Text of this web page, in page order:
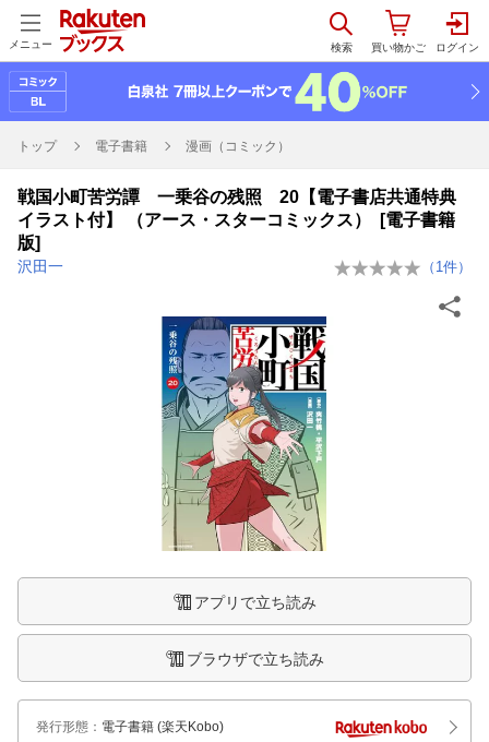
メニュー
トップ 電子書籍 漫画（コミック）
戦国小町苦労譚 一乗谷の残照 20【電子書店共通特典
イラスト付】 （アース・スターコミックス） [電子書籍
版]
沢田一 （ 1 件）
アプリで立ち読み
ブラウザで立ち読み
発行形態 ： 電子書籍 (楽天Kobo)